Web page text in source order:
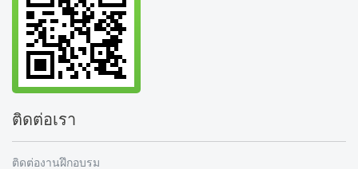
ติดต่อเรา
ติดต่องานฝึกอบรม